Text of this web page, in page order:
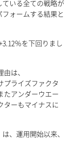
ている全ての戦略が
ォームする結果と
％を下回りまし
は、
プライズファクタ
たアンダーウエー
ターもマイナスに
、運用開始以来、